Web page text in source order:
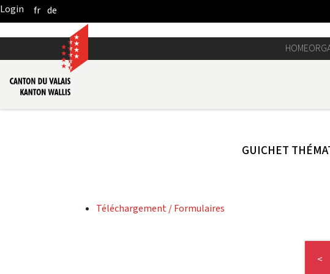
Skip to Main Content
fr de
HOME
GUICHET
Téléchargement / Formulaires